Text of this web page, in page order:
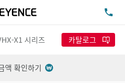
X1 시리즈 카탈로그
액 확인하기